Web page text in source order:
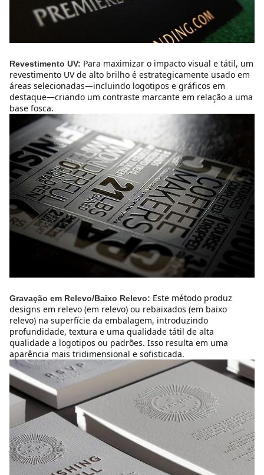
Revestimento UV: Para maximizar o impacto visual e tátil, um
revestimento UV de alto brilho é estrategicamente usado em
áreas selecionadas—incluindo logotipos e gráficos em
destaque—criando um contraste marcante em relação a uma
base fosca.
Gravação em Relevo/Baixo Relevo: Este método produz
designs em relevo (em relevo) ou rebaixados (em baixo
relevo) na superfície da embalagem, introduzindo
profundidade, textura e uma qualidade tátil de alta
qualidade a logotipos ou padrões. Isso resulta em uma
aparência mais tridimensional e sofisticada.